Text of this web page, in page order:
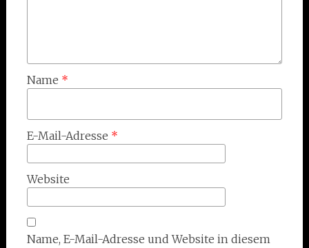
Name *
E-Mail-Adresse *
Website
Name, E-Mail-Adresse und Website in diesem